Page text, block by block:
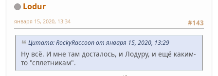
Lodur
#143
января 15, 2020, 13:34
Цитата: RockyRaccoon от января 15, 2020, 13:29
Ну всё. И мне там досталось, и Лодуру, и ещё каким-
то "сплетникам".